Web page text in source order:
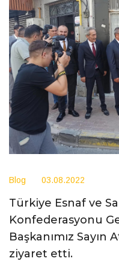
Blog 03.08.2022
Türkiye Esnaf ve
Konfederasyonu
Başkanımız Sayın
ziyaret etti.